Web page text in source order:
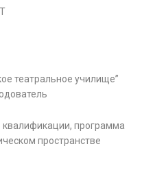
театральное училище”
квалификации, программа
пространстве